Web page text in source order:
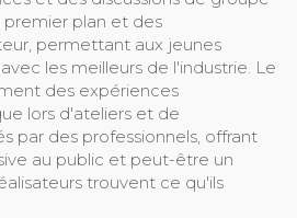
plan et des
permettant aux jeunes
les meilleurs de l'industrie. Le
des expériences
lors d'ateliers et de
par des professionnels, offrant
au public et peut-être un
trouvent ce qu'ils